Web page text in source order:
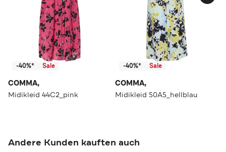
-40%* Sale
COMMA,
Midikleid 44C2_pink
-40%* Sale
COMMA,
Midikleid 50A5_hellblau
Andere Kunden kauften auch